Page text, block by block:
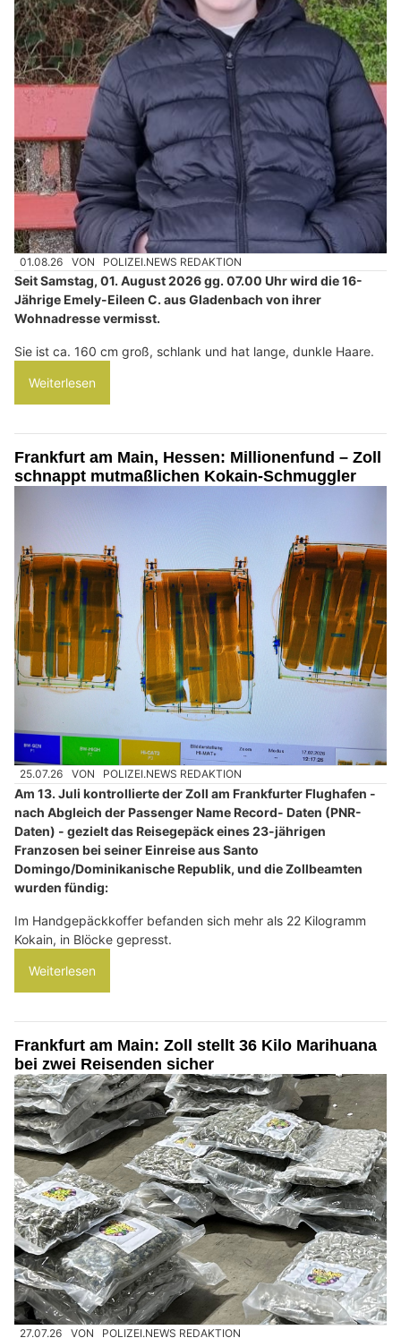
01.08.26 VON POLIZEI.NEWS REDAKTION
Seit Samstag, 01. August 2026 gg. 07.00 Uhr wird die 16-
Jährige Emely-Eileen C. aus Gladenbach von ihrer
Wohnadresse vermisst.
Sie ist ca. 160 cm groß, schlank und hat lange, dunkle Haare.
Weiterlesen
Frankfurt am Main, Hessen: Millionenfund – Zoll
schnappt mutmaßlichen Kokain-Schmuggler
25.07.26 VON POLIZEI.NEWS REDAKTION
Am 13. Juli kontrollierte der Zoll am Frankfurter Flughafen -
nach Abgleich der Passenger Name Record- Daten (PNR-
Daten) - gezielt das Reisegepäck eines 23-jährigen
Franzosen bei seiner Einreise aus Santo
Domingo/Dominikanische Republik, und die Zollbeamten
wurden fündig:
Im Handgepäckkoffer befanden sich mehr als 22 Kilogramm
Kokain, in Blöcke gepresst.
Weiterlesen
Frankfurt am Main: Zoll stellt 36 Kilo Marihuana
bei zwei Reisenden sicher
27.07.26 VON POLIZEI.NEWS REDAKTION